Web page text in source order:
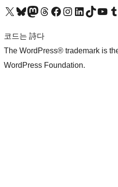
X(이전 트위터) 계정 방문하기블루스카이 계정 방문하기마스토돈 계정 방문하기스레드 계정 방문하기 페이스북 페이지 방문하기인스타그램 계정 방문하기 LinkedIn 계정 방문하기틱톡 계정 방문하기유튜브 채널 방문하기 텀블러 계정 방문하기
코드는 詩다
The WordPress® trademark is
WordPress Foundation.